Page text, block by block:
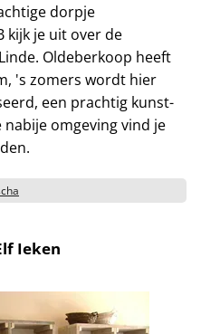
dorpje
kijk je uit over de
Oldeberkoop heeft
's zomers wordt hier
een prachtig kunst-
omgeving vind je
Ieken